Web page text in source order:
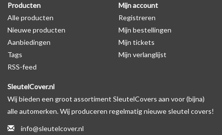
Specificaties
Merk: SleutelCover
Geschikt voor: Peugeot
Gewicht: 20g
Materiaal: Siliconen
Geschikt voor o.a. de volgende modellen:
* Afhankelijk van het bouwjaar
voorbeeld in de productfoto's
Producten
Alle producten
Nieuwe producten
Aanbiedingen
Tags
RSS-feed
Mijn account
Registreren
Mijn bestellingen
Mijn tickets
Mijn verlanglijst
SleutelCover.nl
Wij bieden een groot assortiment SleutelCovers aan voor (bijna)
alle automerken. Wij produceren regelmatig nieuwe sleutel covers!
info@sleutelcover.nl